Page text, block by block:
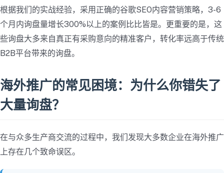
根据我们的实战经验，采用正确的谷歌SEO内容营销策略，3-6
个月内询盘量增长300%以上的案例比比皆是。更重要的是，这
些询盘大多来自真正有采购意向的精准客户，转化率远高于传统
B2B平台带来的询盘。
海外推广的常见困境：为什么你错失了
大量询盘？
在与众多生产商交流的过程中，我们发现大多数企业在海外推广
上存在几个致命误区。